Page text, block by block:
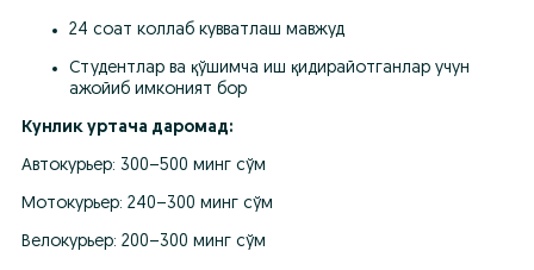
24 соат коллаб кувватлаш мавжуд
Студентлар ва қўшимча иш қидирайотганлар учун
ажойиб имконият бор
Кунлик уртача даромад:
Автокурьер: 300–500 минг сўм
Мотокурьер: 240–300 минг сўм
Велокурьер: 200–300 минг сўм